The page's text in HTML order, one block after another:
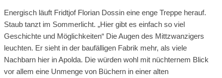
Energisch läuft Fridtjof Florian Dossin eine enge Treppe herauf.
Staub tanzt im Sommerlicht. „Hier gibt es einfach so viel
Geschichte und Möglichkeiten“ Die Augen des Mittzwanzigers
leuchten. Er sieht in der baufälligen Fabrik mehr, als viele
Nachbarn hier in Apolda. Die würden wohl mit nüchternem Blick
vor allem eine Unmenge von Büchern in einer alten